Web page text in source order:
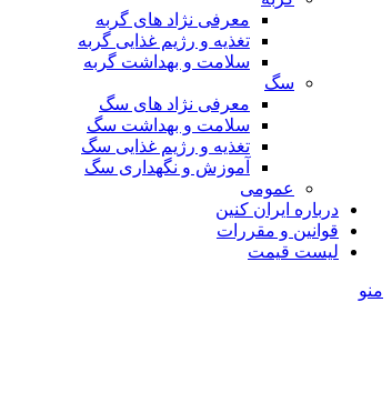
معرفی نژاد های گربه
تغذیه و رژیم غذایی گربه
سلامت و بهداشت گربه
سگ
معرفی نژاد های سگ
سلامت و بهداشت سگ
تغذیه و رژیم غذایی سگ
آموزش و نگهداری سگ
عمومی
درباره ایران کنین
قوانین و مقررات
لیست قیمت
منو